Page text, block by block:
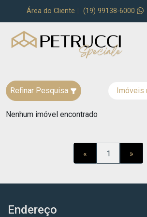
Área do Cliente (19) 99138-6000
Refinar Pesquisa
Nenhum imóvel encontrado
« 1 »
Endereço